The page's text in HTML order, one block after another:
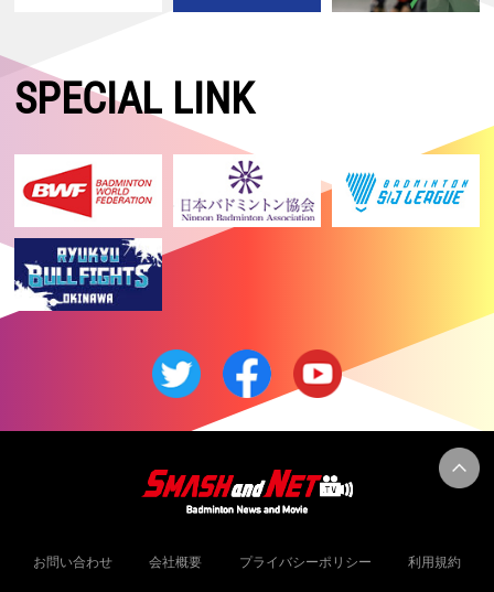
SPECIAL LINK
お問い合わせ 会社概要 プライバシーポリシー 利用規約